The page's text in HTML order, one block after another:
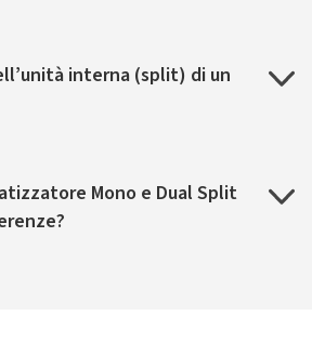
interna (split) di un
Mono e Dual Split